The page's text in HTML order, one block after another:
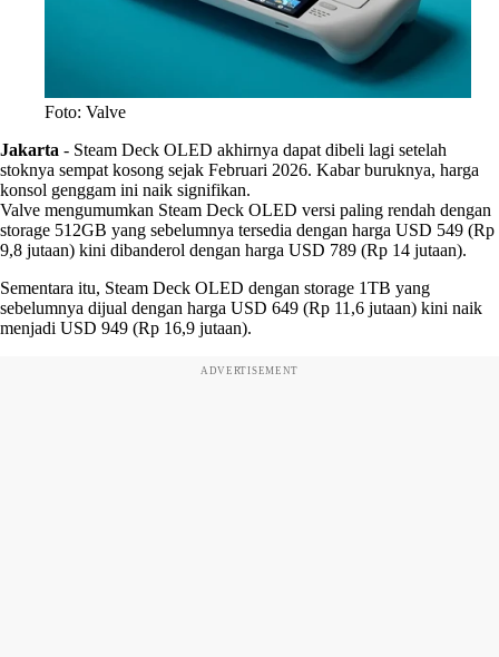
Foto: Valve
Jakarta - Steam Deck OLED akhirnya dapat dibeli lagi setelah
stoknya sempat kosong sejak Februari 2026. Kabar buruknya, harga
konsol genggam ini naik signifikan.
Valve mengumumkan Steam Deck OLED versi paling rendah dengan
storage 512GB yang sebelumnya tersedia dengan harga USD 549 (Rp
9,8 jutaan) kini dibanderol dengan harga USD 789 (Rp 14 jutaan).
Sementara itu, Steam Deck OLED dengan storage 1TB yang
sebelumnya dijual dengan harga USD 649 (Rp 11,6 jutaan) kini naik
menjadi USD 949 (Rp 16,9 jutaan).
ADVERTISEMENT